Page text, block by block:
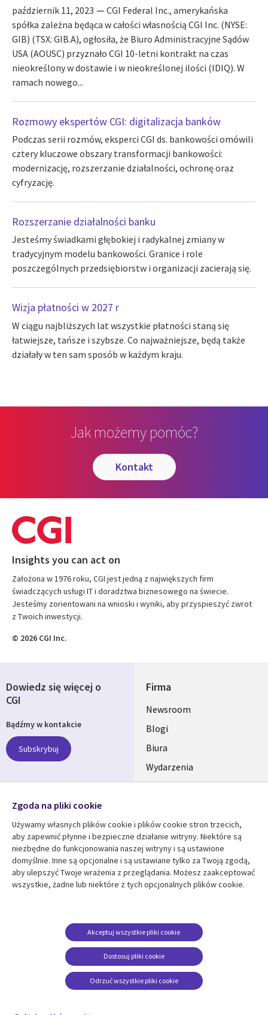
październik 11, 2023
CGI Federal Inc., amerykańska
spółka zależna będąca w całości własnością CGI Inc. (NYSE:
GIB) (TSX: GIB.A), ogłosiła, że Biuro Administracyjne Sądów
USA (AOUSC) przyznało CGI 10-letni kontrakt na czas
nieokreślony w dostawie i w nieokreślonej ilości (IDIQ). W
ramach nowego...
Rozmowy ekspertów CGI: digitalizacja banków
Podczas serii rozmów, eksperci CGI ds. bankowości omówili
cztery kluczowe obszary transformacji bankowości:
modernizację, rozszerzanie działalności, ochronę oraz
cyfryzację.
Rozszerzanie działalności banku
Jesteśmy świadkami głębokiej i radykalnej zmiany w
tradycyjnym modelu bankowości. Granice i role
poszczególnych przedsiębiorstw i organizacji zacierają się.
Wizja płatności w 2027 r
W ciągu najbliższych lat wszystkie płatności staną się
łatwiejsze, tańsze i szybsze. Co najważniejsze, będą także
działały w ten sam sposób w każdym kraju.
Jak możemy pomóc?
kontakt
Insights you can act on
Założona w 1976 roku, CGI jest jedną z największych firm
świadczących usługi IT i doradztwa biznesowego na świecie.
Jesteśmy zorientowani na wnioski i wyniki, aby przyspieszyć zwrot
z Twoich inwestycji.
© 2026 CGI Inc.
Firma
Useful
links
SECTIONS
POLSKA
Newsroom
Blogi
Biura
Wydarzenia
Centrum zasobów
Library
SECTIONS
POLSKA
Artykuły
Pomoc
Legal
POLSKA
Informacja prawna
Informacja o
ciasteczkach
Dowiedz się więcej o
CGI
Bądźmy w kontakcie
Subskrybuj
Social
Media
SECTIONS
POLSKA
Zgoda na pliki cookie
Używamy własnych plików cookie i plików cookie stron trzecich,
aby zapewnić płynne i bezpieczne działanie witryny. Niektóre są
niezbędne do funkcjonowania naszej witryny i są ustawione
domyślnie. Inne są opcjonalne i są ustawiane tylko za Twoją zgodą,
aby ulepszyć Twoje wrażenia z przeglądania. Możesz zaakceptować
wszystkie, żadne lub niektóre z tych opcjonalnych plików cookie.
Dostosuj pliki cookie
Akceptuj wszystkie pliki cookie
Odrzuć wszystkie pliki cookie